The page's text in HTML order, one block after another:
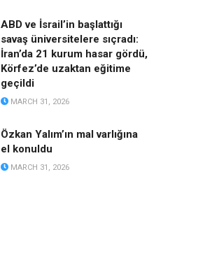
ABD ve İsrail’in başlattığı
savaş üniversitelere sıçradı:
İran’da 21 kurum hasar gördü,
Körfez’de uzaktan eğitime
geçildi
MARCH 31, 2026
Özkan Yalım’ın mal varlığına
el konuldu
MARCH 31, 2026